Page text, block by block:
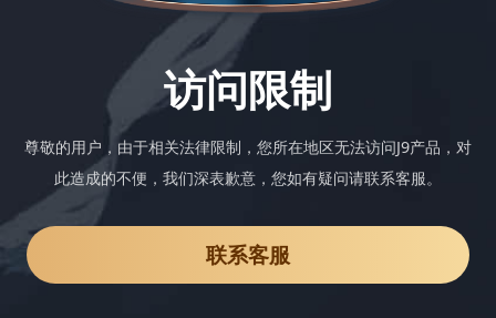
访问限制
尊敬的用户，由于相关法律限制，您所在地区无法访问J9产品，对
此造成的不便，我们深表歉意，您如有疑问请联系客服。
联系客服